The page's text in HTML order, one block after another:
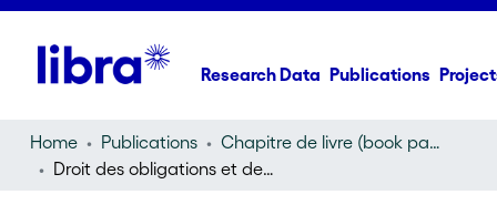
Research Data Publications
Home Publications
Chapitre de livre (book part)
Droit des obligations et des contrats